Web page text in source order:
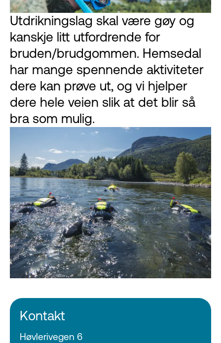
Utdrikningslag skal være gøy og
kanskje litt utfordrende for
bruden/brudgommen. Hemsedal
har mange spennende aktiviteter
dere kan prøve ut, og vi hjelper
dere hele veien slik at det blir så
bra som mulig.
Kontakt
Høvlerivegen 6